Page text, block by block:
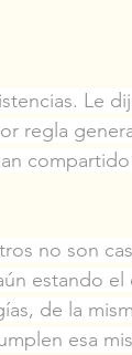
Le
regla
no son
estando el
de la
esa